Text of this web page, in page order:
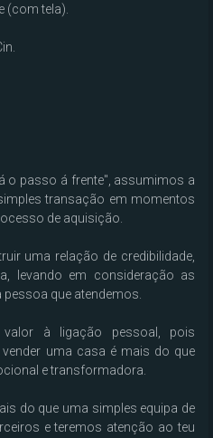
(com tela).
o passo á frente", assumimos a
transação em momentos
de aquisição.
uma relação de credibilidade,
levando em consideração as
que atendemos.
valor à ligação pessoal, pois
uma casa é mais do que
e transformadora.
do que uma simples equipa de
e teremos atenção ao teu